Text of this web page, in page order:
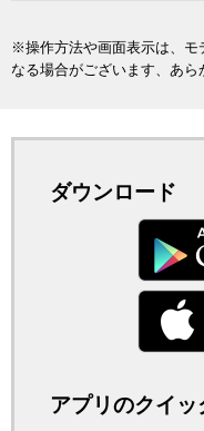
※操作方法や画面表示は、モ
なる場合がございます、あら
ダウンロード
アプリのクイッ